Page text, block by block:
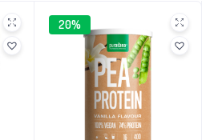
20%